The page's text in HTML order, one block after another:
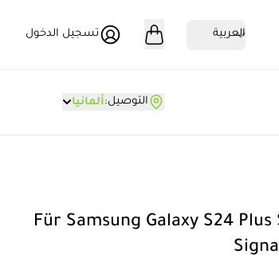
العربية تسجيل الدخول
التوصيل:ألمانيا
Für Samsung Galaxy S24